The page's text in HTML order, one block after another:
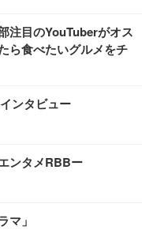
注目のYouTuberがオス
ら食べたいグルメをチ
ンタビュー
ンタメRBBー
マ」